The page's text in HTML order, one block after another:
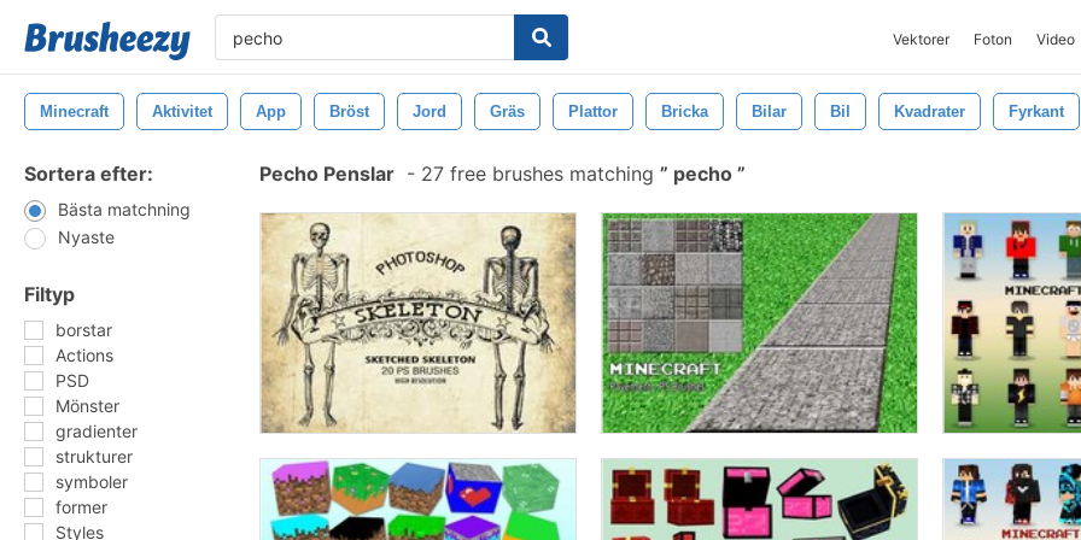
Vektorer Foton Video
Minecraft Aktivitet App Bröst Jord Gräs Plattor Bricka Bilar Bil Kvadrater Fyrkant
Sortera efter:
Bästa matchning
Nyaste
Filtyp
borstar
Actions
PSD
Mönster
gradienter
strukturer
symboler
former
Styles
Pecho Penslar - 27 free brushes matching pecho